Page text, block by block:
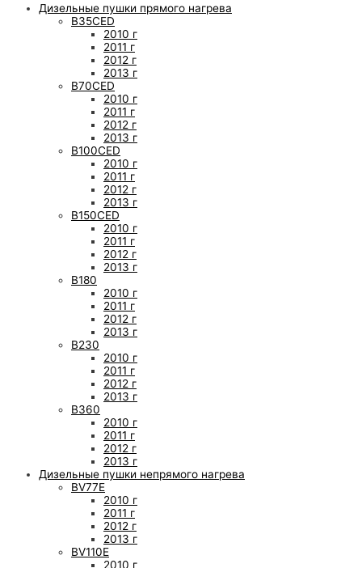
Дизельные пушки прямого нагрева
B35CED
2010 г
2011 г
2012 г
2013 г
B70CED
2010 г
2011 г
2012 г
2013 г
B100CED
2010 г
2011 г
2012 г
2013 г
B150CED
2010 г
2011 г
2012 г
2013 г
B180
2010 г
2011 г
2012 г
2013 г
B230
2010 г
2011 г
2012 г
2013 г
B360
2010 г
2011 г
2012 г
2013 г
Дизельные пушки непрямого нагрева
BV77E
2010 г
2011 г
2012 г
2013 г
BV110E
2010 г